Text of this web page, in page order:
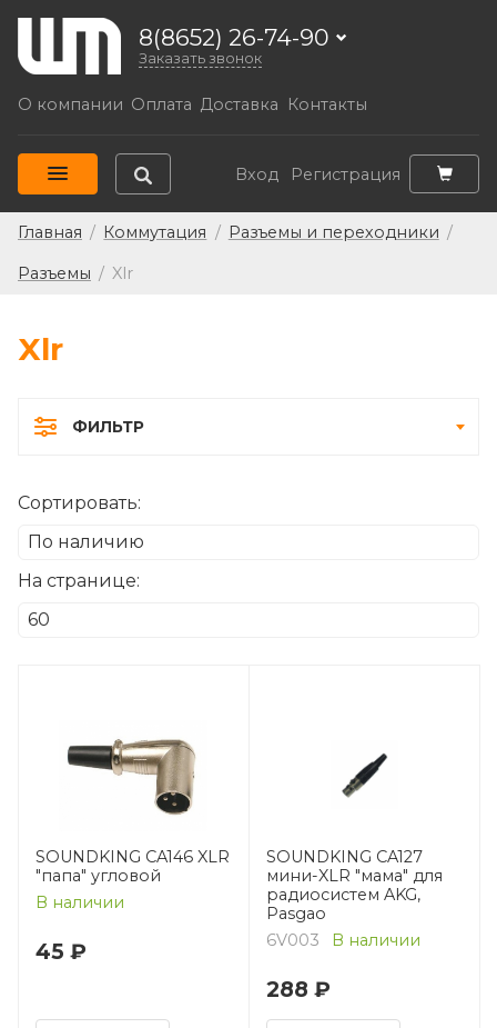
8(8652) 26-74-90
Заказать звонок
О компании Оплата Доставка Контакты
Вход Регистрация
Главная / Коммутация / Разъемы и переходники /
Разъемы / Xlr
Xlr
ФИЛЬТР
Сортировать:
На странице:
SOUNDKING CA146 XLR
"папа" угловой
В наличии
45 ₽
SOUNDKING CA127
мини-XLR "мама" для
радиосистем AKG,
Pasgao
6V003
В наличии
288 ₽